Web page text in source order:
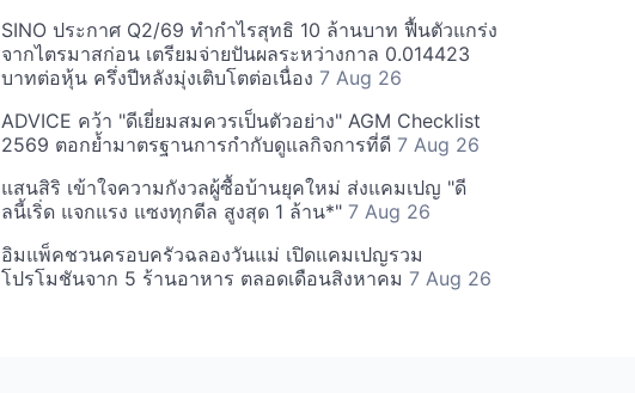
SINO ประกาศ Q2/69 ทำกำไรสุทธิ 10 ล้านบาท ฟื้นตัวแกร่ง
จากไตรมาสก่อน เตรียมจ่ายปันผลระหว่างกาล 0.014423
บาทต่อหุ้น ครึ่งปีหลังมุ่งเติบโตต่อเนื่อง 7 Aug 26
ADVICE คว้า "ดีเยี่ยมสมควรเป็นตัวอย่าง" AGM Checklist
2569 ตอกย้ำมาตรฐานการกำกับดูแลกิจการที่ดี 7 Aug 26
แสนสิริ เข้าใจความกังวลผู้ซื้อบ้านยุคใหม่ ส่งแคมเปญ "ดี
ลนี้เริ่ด แจกแรง แซงทุกดีล สูงสุด 1 ล้าน*" 7 Aug 26
อิมแพ็คชวนครอบครัวฉลองวันแม่ เปิดแคมเปญรวม
โปรโมชันจาก 5 ร้านอาหาร ตลอดเดือนสิงหาคม 7 Aug 26